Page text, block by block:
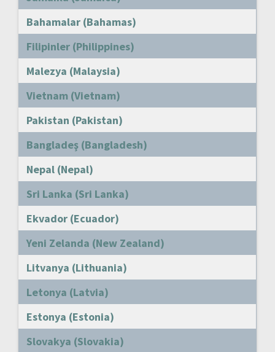
Bahamalar (Bahamas)
Filipinler (Philippines)
Malezya (Malaysia)
Vietnam (Vietnam)
Pakistan (Pakistan)
Bangladeş (Bangladesh)
Nepal (Nepal)
Sri Lanka (Sri Lanka)
Ekvador (Ecuador)
Yeni Zelanda (New Zealand)
Litvanya (Lithuania)
Letonya (Latvia)
Estonya (Estonia)
Slovakya (Slovakia)